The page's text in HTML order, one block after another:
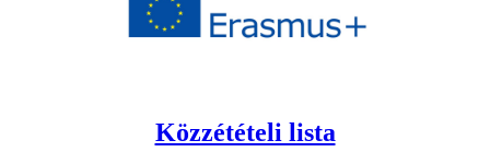
Közzétételi lista